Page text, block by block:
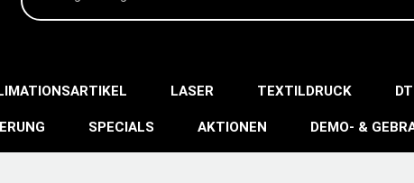
LASER TEXTILDRUCK
SPECIALS AKTIONEN DEMO- &